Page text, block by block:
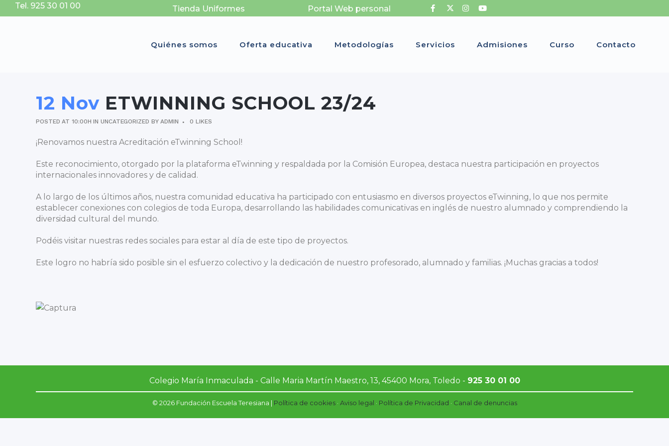
Tel. 925 30 01 00 Tienda Uniformes Portal Web personal
Quiénes somos Oferta educativa Metodologías Servicios Admisiones Curso Contacto
12 Nov ETWINNING SCHOOL 23/24
POSTED AT 10:00H INUNCATEGORIZED BYADMIN 0 LIKES
¡Renovamos nuestra Acreditación eTwinning School!
Este reconocimiento, otorgado por la plataforma eTwinning y respaldada por la Comisión Europea, destaca nuestra participación en proyectos
internacionales innovadores y de calidad.
A lo largo de los últimos años, nuestra comunidad educativa ha participado con entusiasmo en diversos proyectos eTwinning, lo que nos permite
establecer conexiones con colegios de toda Europa, desarrollando las habilidades comunicativas en inglés de nuestro alumnado y comprendiendo la
diversidad cultural del mundo.
Podéis visitar nuestras redes sociales para estar al día de este tipo de proyectos.
Este logro no habría sido posible sin el esfuerzo colectivo y la dedicación de nuestro profesorado, alumnado y familias. ¡Muchas gracias a todos!
Colegio María Inmaculada - Calle Maria Martín Maestro, 13‎, 45400 Mora, Toledo - 925 30 01 00
© 2026 Fundación Escuela Teresiana | Política de cookies· Aviso legal · Política de Privacidad · Canal de denuncias